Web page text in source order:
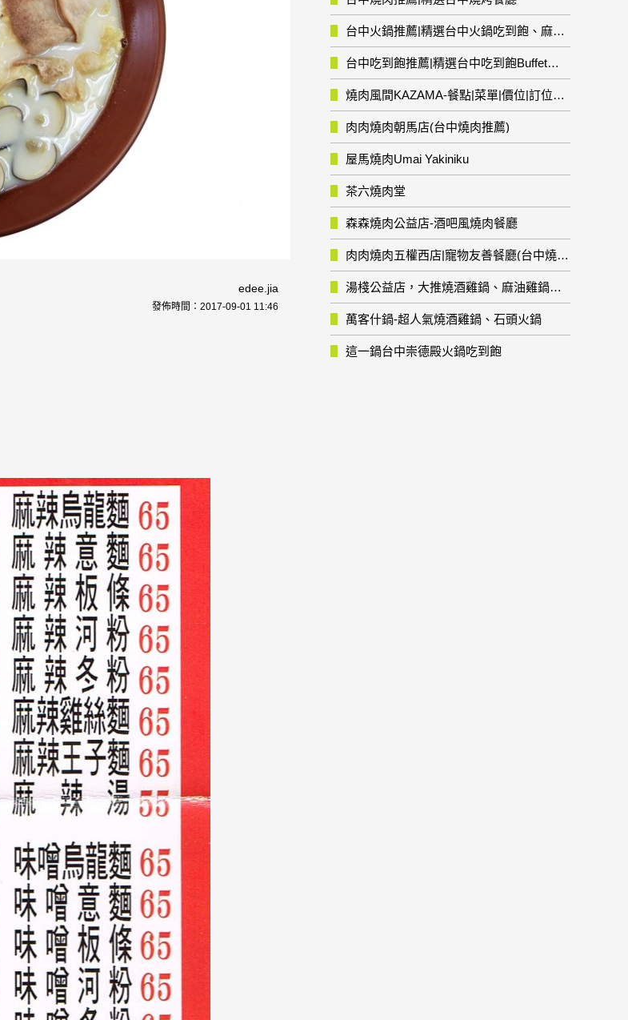
edee.jia
發佈時間： 2017-09-01 11:46
台中火鍋推薦|精選台中火鍋吃到飽、麻辣鍋、鴛鴦鍋、石頭火鍋、酸菜白肉鍋、海鮮鍋、燒酒雞、麻油雞、壽喜燒等熱門人氣火鍋店!
台中吃到飽推薦|精選台中吃到飽Buffet自助餐廳
燒肉風間KAZAMA-餐點|菜單|價位|訂位資訊
肉肉燒肉朝馬店(台中燒肉推薦)
屋馬燒肉Umai Yakiniku
茶六燒肉堂
森森燒肉公益店-酒吧風燒肉餐廳
肉肉燒肉五權西店|寵物友善餐廳(台中燒肉推薦)
湯棧公益店，大推燒酒雞鍋、麻油雞鍋暖暖有夠補
萬客什鍋-超人氣燒酒雞鍋、石頭火鍋
這一鍋台中崇德殿火鍋吃到飽